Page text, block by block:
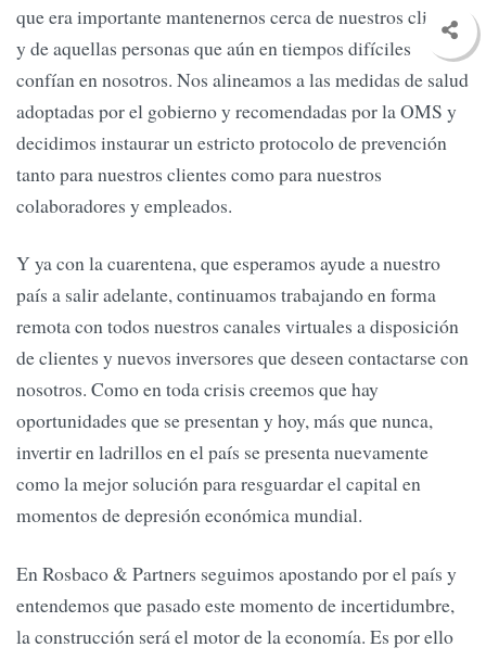
que era importante mantenernos cerca de nuestros clientes
y de aquellas personas que aún en tiempos difíciles
confían en nosotros. Nos alineamos a las medidas de salud
adoptadas por el gobierno y recomendadas por la OMS y
decidimos instaurar un estricto protocolo de prevención
tanto para nuestros clientes como para nuestros
colaboradores y empleados.
Y ya con la cuarentena, que esperamos ayude a nuestro
país a salir adelante, continuamos trabajando en forma
remota con todos nuestros canales virtuales a disposición
de clientes y nuevos inversores que deseen contactarse con
nosotros. Como en toda crisis creemos que hay
oportunidades que se presentan y hoy, más que nunca,
invertir en ladrillos en el país se presenta nuevamente
como la mejor solución para resguardar el capital en
momentos de depresión económica mundial.
En Rosbaco & Partners seguimos apostando por el país y
entendemos que pasado este momento de incertidumbre,
la construcción será el motor de la economía. Es por ello